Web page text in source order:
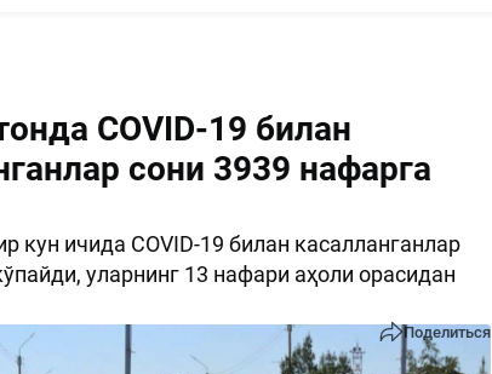
COVID-19 билан
сони 3939 нафарга
кун ичида COVID-19 билан касалланганлар
уларнинг 13 нафари аҳоли орасидан
Поделиться